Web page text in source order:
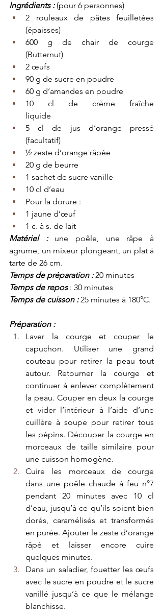
Ingrédients : (pour 6 personnes)
2 rouleaux de pâtes feuilletées
(épaisses)
600 g de chair de courge
(Butternut)
2 œufs
90 g de sucre en poudre
60 g d’amandes en poudre
10 cl de crème fraîche
liquide
5 cl de jus d’orange pressé
(facultatif)
½ zeste d’orange râpée
20 g de beurre
1 sachet de sucre vanille
10 cl d’eau
Pour la dorure :
1 jaune d’œuf
1 c. à s. de lait
Matériel : une poêle, une râpe à
agrume, un mixeur plongeant, un plat à
tarte de 26 cm.
Temps de préparation : 20 minutes
Temps de repos : 30 minutes
Temps de cuisson : 25 minutes à 180°C.
Préparation :
Laver la courge et couper le
capuchon. Utiliser une grand
couteau pour retirer la peau tout
autour. Retourner la courge et
continuer à enlever complétement
la peau. Couper en deux la courge
et vider l’intérieur à l’aide d’une
cuillère à soupe pour retirer tous
les pépins. Découper la courge en
morceaux de taille similaire pour
une cuisson homogène.
Cuire les morceaux de courge
dans une poêle chaude à feu n°7
pendant 20 minutes avec 10 cl
d’eau, jusqu’à ce qu’ils soient bien
dorés, caramélisés et transformés
en purée. Ajouter le zeste d’orange
râpé et laisser encore cuire
quelques minutes.
Dans un saladier, fouetter les œufs
avec le sucre en poudre et le sucre
vanillé jusqu’à ce que le mélange
blanchisse.